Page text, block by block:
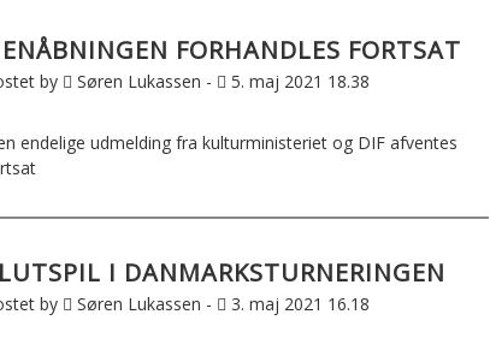
FORHANDLES FORTSAT
by Søren Lukassen - 5. maj 2021 18.38
endelige udmelding fra kulturministeriet og DIF afventes
I DANMARKSTURNERINGEN
by Søren Lukassen - 3. maj 2021 16.18